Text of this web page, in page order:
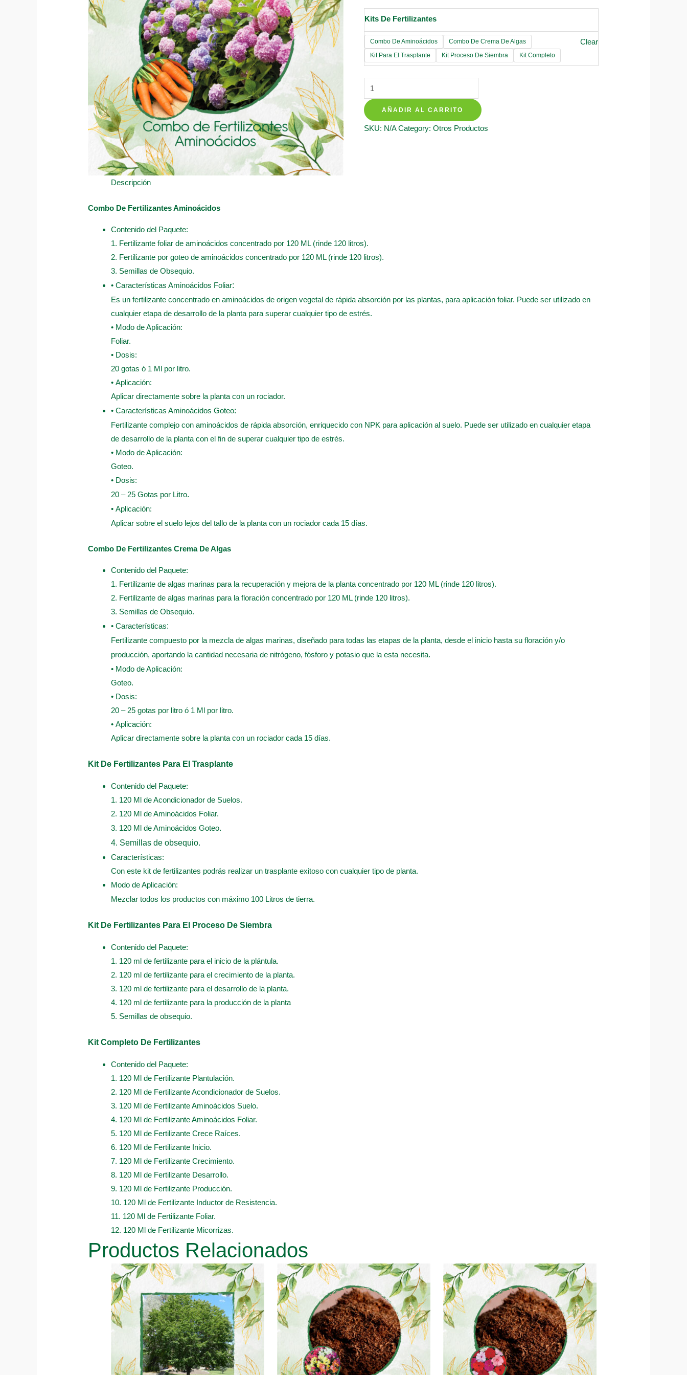
Kits De Fertilizantes
Combo De Aminoácidos
Combo De Crema De Algas
Kit Para El Trasplante
Kit Proceso De Siembra Kit Completo
Clear
Kits
De
Fertilizantes
Para
AÑADIR AL CARRITO
SKU: N/A Category: Otros Productos
Descripción
Combo De Fertilizantes Aminoácidos
Contenido del Paquete:
1. Fertilizante foliar de aminoácidos concentrado por 120 ML (rinde 120 litros).
2. Fertilizante por goteo de aminoácidos concentrado por 120 ML (rinde 120 litros).
3. Semillas de Obsequio.
• Características Aminoácidos Foliar:
Es un fertilizante concentrado en aminoácidos de origen vegetal de rápida absorción por las plantas, para aplicación foliar. Puede ser utilizado en
cualquier etapa de desarrollo de la planta para superar cualquier tipo de estrés.
• Modo de Aplicación:
Foliar.
• Dosis:
20 gotas ó 1 Ml por litro.
• Aplicación:
Aplicar directamente sobre la planta con un rociador.
• Características Aminoácidos Goteo:
Fertilizante complejo con aminoácidos de rápida absorción, enriquecido con NPK para aplicación al suelo. Puede ser utilizado en cualquier etapa
de desarrollo de la planta con el fin de superar cualquier tipo de estrés.
• Modo de Aplicación:
Goteo.
• Dosis:
20 – 25 Gotas por Litro.
• Aplicación:
Aplicar sobre el suelo lejos del tallo de la planta con un rociador cada 15 días.
Combo De Fertilizantes Crema De Algas
Contenido del Paquete:
1. Fertilizante de algas marinas para la recuperación y mejora de la planta concentrado por 120 ML (rinde 120 litros).
2. Fertilizante de algas marinas para la floración concentrado por 120 ML (rinde 120 litros).
3. Semillas de Obsequio.
• Características:
Fertilizante compuesto por la mezcla de algas marinas, diseñado para todas las etapas de la planta, desde el inicio hasta su floración y/o
producción, aportando la cantidad necesaria de nitrógeno, fósforo y potasio que la esta necesita.
• Modo de Aplicación:
Goteo.
• Dosis:
20 – 25 gotas por litro ó 1 Ml por litro.
• Aplicación:
Aplicar directamente sobre la planta con un rociador cada 15 días.
Kit De Fertilizantes Para El Trasplante
Contenido del Paquete:
1. 120 Ml de Acondicionador de Suelos.
2. 120 Ml de Aminoácidos Foliar.
3. 120 Ml de Aminoácidos Goteo.
4. Semillas de obsequio.
Características:
Con este kit de fertilizantes podrás realizar un trasplante exitoso con cualquier tipo de planta.
Modo de Aplicación:
Mezclar todos los productos con máximo 100 Litros de tierra.
Kit De Fertilizantes Para El Proceso De Siembra
Contenido del Paquete:
1. 120 ml de fertilizante para el inicio de la plántula.
2. 120 ml de fertilizante para el crecimiento de la planta.
3. 120 ml de fertilizante para el desarrollo de la planta.
4. 120 ml de fertilizante para la producción de la planta
5. Semillas de obsequio.
Kit Completo De Fertilizantes
Contenido del Paquete:
1. 120 Ml de Fertilizante Plantulación.
2. 120 Ml de Fertilizante Acondicionador de Suelos.
3. 120 Ml de Fertilizante Aminoácidos Suelo.
4. 120 Ml de Fertilizante Aminoácidos Foliar.
5. 120 Ml de Fertilizante Crece Raíces.
6. 120 Ml de Fertilizante Inicio.
7. 120 Ml de Fertilizante Crecimiento.
8. 120 Ml de Fertilizante Desarrollo.
9. 120 Ml de Fertilizante Producción.
10. 120 Ml de Fertilizante Inductor de Resistencia.
11. 120 Ml de Fertilizante Foliar.
12. 120 Ml de Fertilizante Micorrizas.
Productos Relacionados